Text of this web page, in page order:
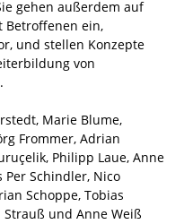
gehen außerdem auf
Betroffenen ein,
und stellen Konzepte
von
Marie Blume,
Frommer, Adrian
Philipp Laue, Anne
Per Schindler, Nico
Schoppe, Tobias
und Anne Weiß